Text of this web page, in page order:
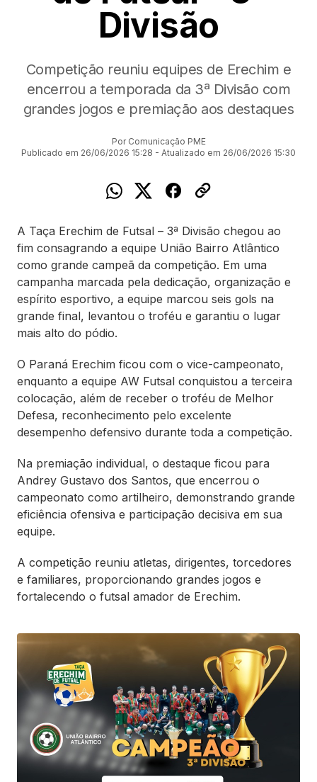
Divisão
Competição reuniu equipes de Erechim e
encerrou a temporada da 3ª Divisão com
grandes jogos e premiação aos destaques
Por Comunicação PME
Publicado em 26/06/2026 15:28 - Atualizado em 26/06/2026 15:30
A Taça Erechim de Futsal – 3ª Divisão chegou ao
fim consagrando a equipe União Bairro Atlântico
como grande campeã da competição. Em uma
campanha marcada pela dedicação, organização e
espírito esportivo, a equipe marcou seis gols na
grande final, levantou o troféu e garantiu o lugar
mais alto do pódio.
O Paraná Erechim ficou com o vice-campeonato,
enquanto a equipe AW Futsal conquistou a terceira
colocação, além de receber o troféu de Melhor
Defesa, reconhecimento pelo excelente
desempenho defensivo durante toda a competição.
Na premiação individual, o destaque ficou para
Andrey Gustavo dos Santos, que encerrou o
campeonato como artilheiro, demonstrando grande
eficiência ofensiva e participação decisiva em sua
equipe.
A competição reuniu atletas, dirigentes, torcedores
e familiares, proporcionando grandes jogos e
fortalecendo o futsal amador de Erechim.